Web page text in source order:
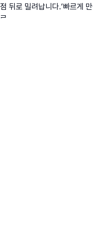
점 뒤로 밀려납니다.‘빠르게
로...